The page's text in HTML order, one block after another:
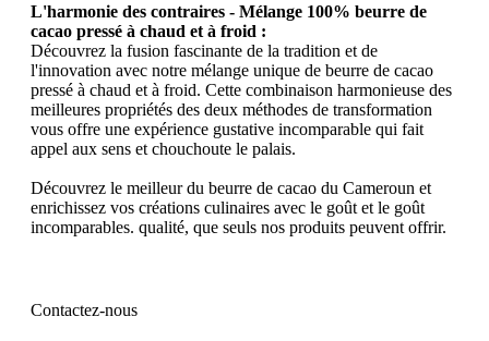
L'harmonie des contraires - Mélange 100% beurre de
cacao pressé à chaud et à froid :
Découvrez la fusion fascinante de la tradition et de
l'innovation avec notre mélange unique de beurre de cacao
pressé à chaud et à froid. Cette combinaison harmonieuse des
meilleures propriétés des deux méthodes de transformation
vous offre une expérience gustative incomparable qui fait
appel aux sens et chouchoute le palais.
Découvrez le meilleur du beurre de cacao du Cameroun et
enrichissez vos créations culinaires avec le goût et le goût
incomparables. qualité, que seuls nos produits peuvent offrir.
Contactez-nous